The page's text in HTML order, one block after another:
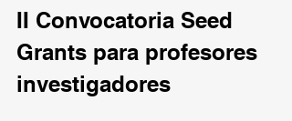
II Convocatoria Seed
Grants para profesores
investigadores